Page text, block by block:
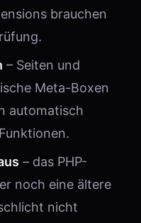
brauchen
– Seiten und
Meta-Boxen
automatisch
– das PHP-
noch eine ältere
nicht